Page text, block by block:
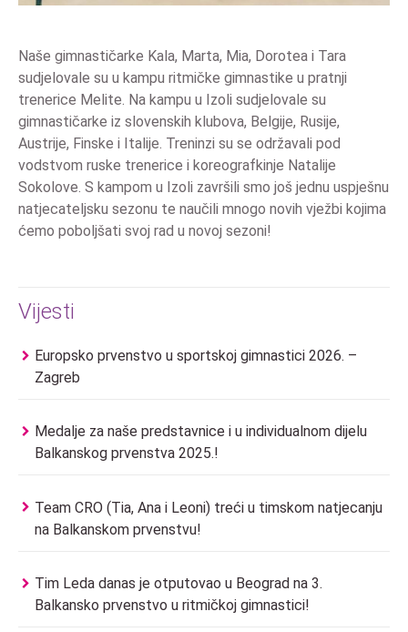
Naše gimnastičarke Kala, Marta, Mia, Dorotea i Tara
sudjelovale su u kampu ritmičke gimnastike u pratnji
trenerice Melite. Na kampu u Izoli sudjelovale su
gimnastičarke iz slovenskih klubova, Belgije, Rusije,
Austrije, Finske i Italije. Treninzi su se održavali pod
vodstvom ruske trenerice i koreografkinje Natalije
Sokolove. S kampom u Izoli završili smo još jednu uspješnu
natjecateljsku sezonu te naučili mnogo novih vježbi kojima
ćemo poboljšati svoj rad u novoj sezoni!
Vijesti
Europsko prvenstvo u sportskoj gimnastici 2026. –
Zagreb
Medalje za naše predstavnice i u individualnom dijelu
Balkanskog prvenstva 2025.!
Team CRO (Tia, Ana i Leoni) treći u timskom natjecanju
na Balkanskom prvenstvu!
Tim Leda danas je otputovao u Beograd na 3.
Balkansko prvenstvo u ritmičkoj gimnastici!